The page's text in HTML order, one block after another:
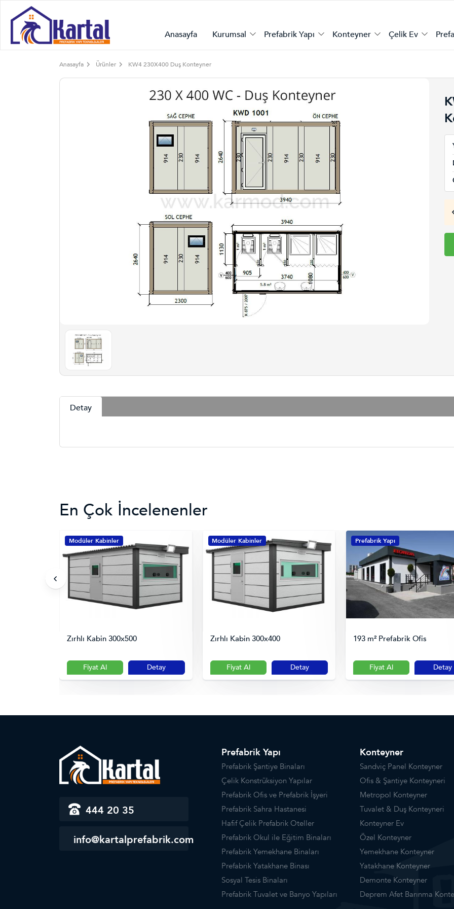
Anasayfa Kurumsal Prefabrik Yapı Konteyner Çelik Ev
Anasayfa Ürünler KW4 230X400 Duş Konteyner
Detay
En Çok İncelenenler
Modüler Kabinler
Zırhlı Kabin 300x500
Fiyat Al Detay
Modüler Kabinler
Zırhlı Kabin 300x400
Fiyat Al Detay
Prefabrik Yapı
193 m² Prefabrik Ofis
Fiyat Al Detay
444 20 35
info@kartalprefabrik.com
Prefabrik Yapı
Prefabrik Şantiye Binaları
Çelik Konstrüksiyon Yapılar
Prefabrik Ofis ve Prefabrik İşyeri
Prefabrik Sahra Hastanesi
Hafif Çelik Prefabrik Oteller
Prefabrik Okul ile Eğitim Binaları
Prefabrik Yemekhane Binaları
Prefabrik Yatakhane Binası
Sosyal Tesis Binaları
Prefabrik Tuvalet ve Banyo Yapıları
Konteyner
Sandviç Panel Konteyner
Ofis & Şantiye Konteyneri
Metropol Konteyner
Tuvalet & Duş Konteyneri
Konteyner Ev
Özel Konteyner
Yemekhane Konteyner
Yatakhane Konteyner
Demonte Konteyner
Deprem Afet Barınma